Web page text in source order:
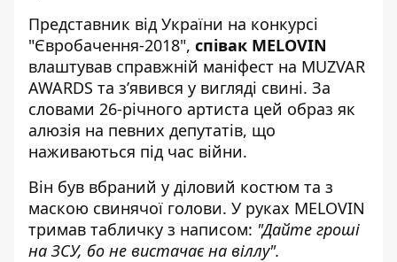
Представник від України на конкурсі
"Євробачення-2018", співак MELOVIN
влаштував справжній маніфест на MUZVAR
AWARDS та зʼявився у вигляді свині. За
словами 26-річного артиста цей образ як
алюзія на певних депутатів, що
наживаються під час війни.
Він був вбраний у діловий костюм та з
маскою свинячої голови. У руках MELOVIN
тримав табличку з написом: "Дайте гроші
на ЗСУ, бо не вистачає на віллу".